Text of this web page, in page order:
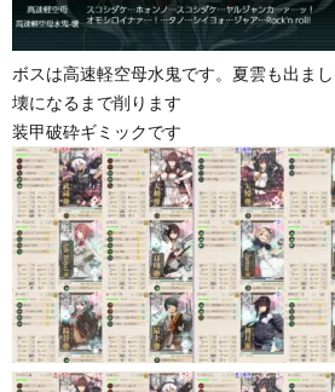
ボスは高速軽空母水鬼です。夏雲も出ま
壊になるまで削ります
装甲破砕ギミックです